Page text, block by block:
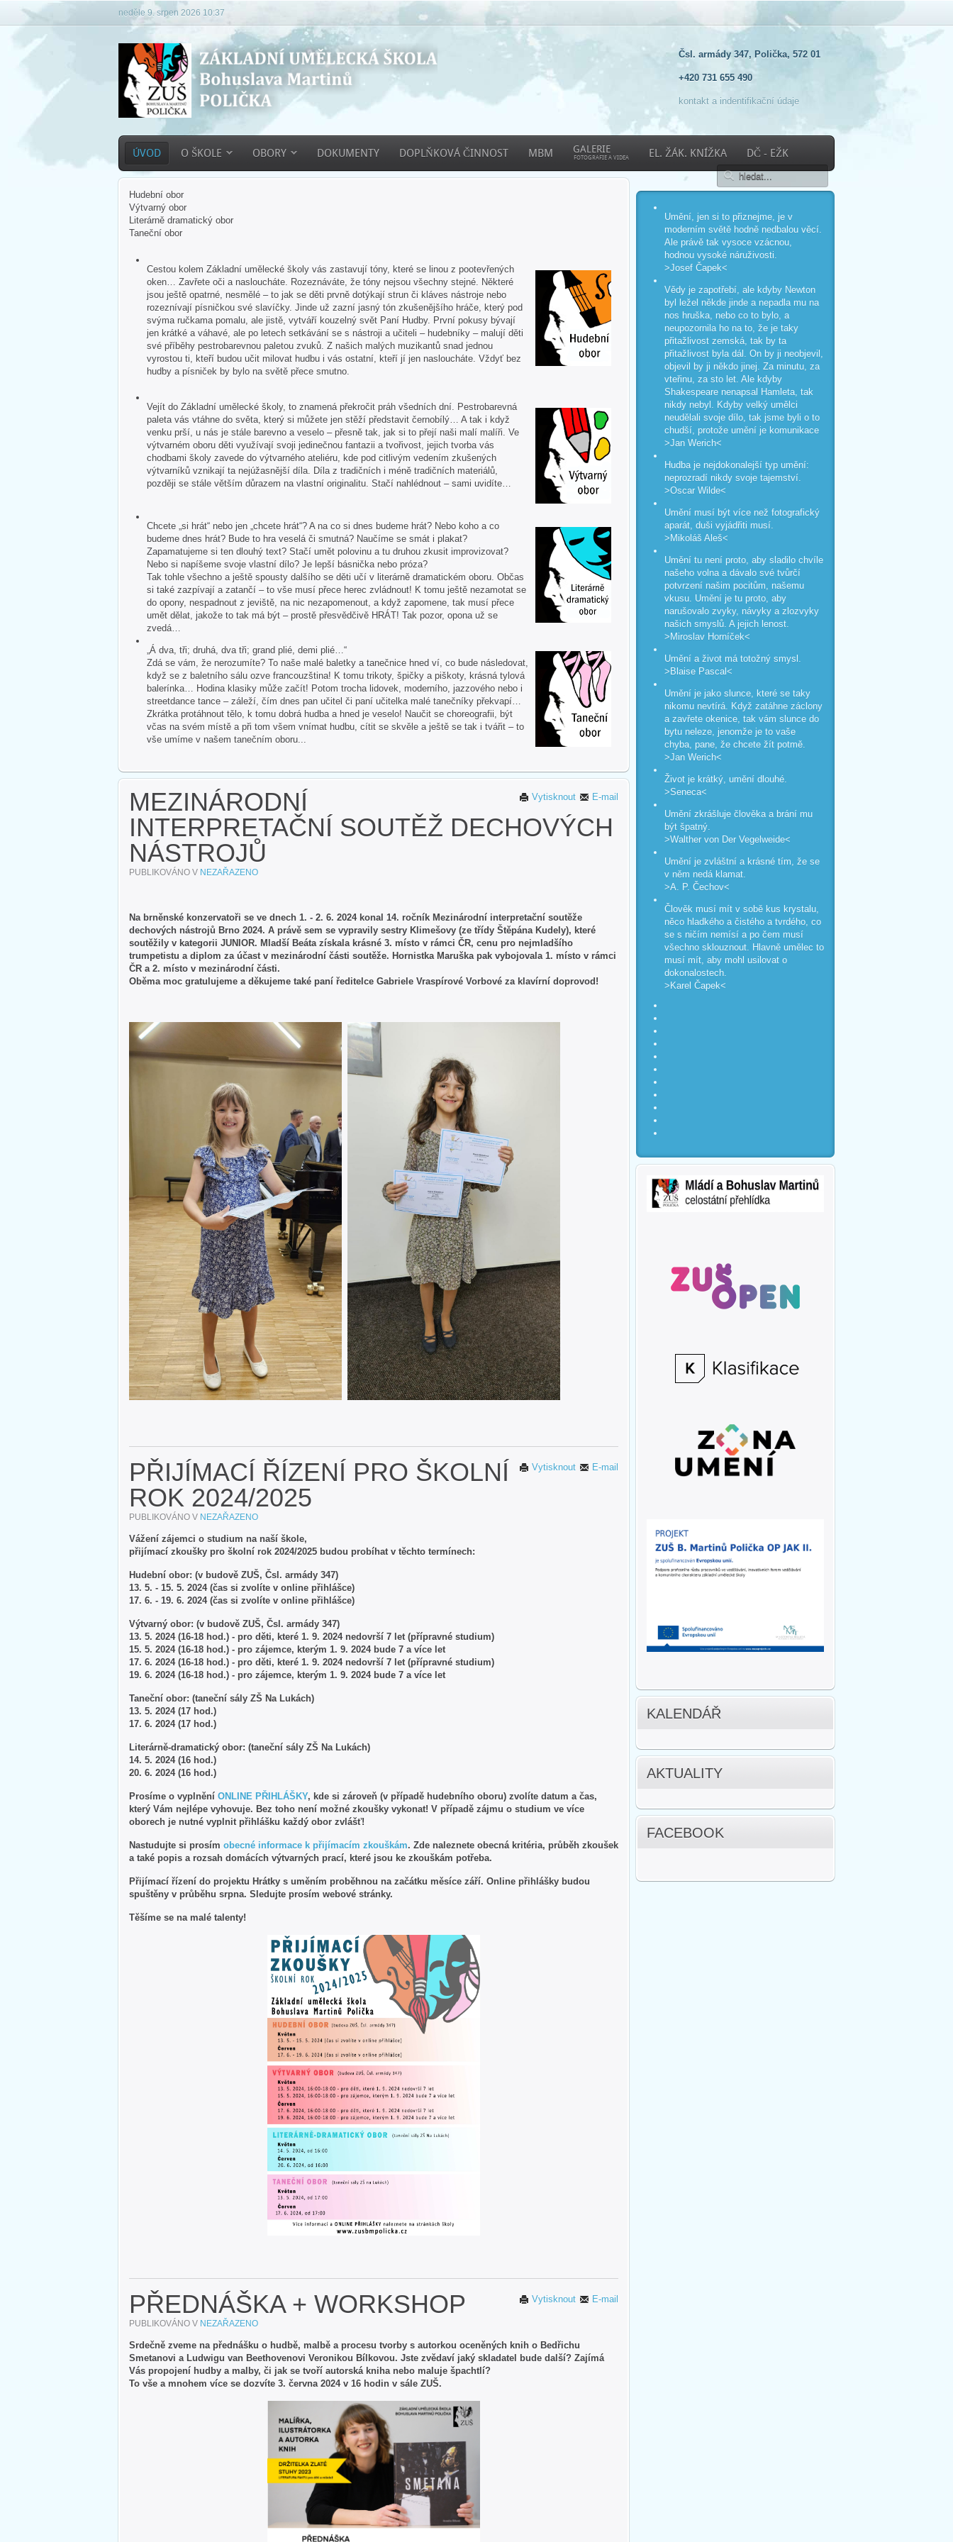
neděle 9. srpen 2026 10:37
Čsl. armády 347, Polička, 572 01
+420 731 655 490
kontakt a indentifikační údaje
ÚVOD O ŠKOLE OBORY DOKUMENTY DOPLŇKOVÁ ČINNOST MBM GALERIE
FOTOGRAFIE A VIDEA EL. ŽÁK. KNÍŽKA DČ - EŽK
Hudební obor
Výtvarný obor
Literárně dramatický obor
Taneční obor
Cestou kolem Základní umělecké školy vás zastavují tóny, které se linou z pootevřených
oken… Zavřete oči a nasloucháte. Rozeznáváte, že tóny nejsou všechny stejné. Některé
jsou ještě opatrné, nesmělé – to jak se děti prvně dotýkají strun či kláves nástroje nebo
rozeznívají písničkou své slavíčky. Jinde už zazní jasný tón zkušenějšího hráče, který pod
svýma ručkama pomalu, ale jistě, vytváří kouzelný svět Paní Hudby. První pokusy bývají
jen krátké a váhavé, ale po letech setkávání se s nástroji a učiteli – hudebníky – malují děti
své příběhy pestrobarevnou paletou zvuků. Z našich malých muzikantů snad jednou
vyrostou ti, kteří budou učit milovat hudbu i vás ostatní, kteří jí jen nasloucháte. Vždyť bez
hudby a písniček by bylo na světě přece smutno.
Vejít do Základní umělecké školy, to znamená překročit práh všedních dní. Pestrobarevná
paleta vás vtáhne do světa, který si můžete jen stěží představit černobílý… A tak i když
venku prší, u nás je stále barevno a veselo – přesně tak, jak si to přejí naši malí malíři. Ve
výtvarném oboru děti využívají svoji jedinečnou fantazii a tvořivost, jejich tvorba vás
chodbami školy zavede do výtvarného ateliéru, kde pod citlivým vedením zkušených
výtvarníků vznikají ta nejúžasnější díla. Díla z tradičních i méně tradičních materiálů,
později se stále větším důrazem na vlastní originalitu. Stačí nahlédnout – sami uvidíte…
Chcete „si hrát“ nebo jen „chcete hrát“? A na co si dnes budeme hrát? Nebo koho a co
budeme dnes hrát? Bude to hra veselá či smutná? Naučíme se smát i plakat?
Zapamatujeme si ten dlouhý text? Stačí umět polovinu a tu druhou zkusit improvizovat?
Nebo si napíšeme svoje vlastní dílo? Je lepší básnička nebo próza?
Tak tohle všechno a ještě spousty dalšího se děti učí v literárně dramatickém oboru. Občas
si také zazpívají a zatančí – to vše musí přece herec zvládnout! K tomu ještě nezamotat se
do opony, nespadnout z jeviště, na nic nezapomenout, a když zapomene, tak musí přece
umět dělat, jakože to tak má být – prostě přesvědčivě HRÁT! Tak pozor, opona už se
zvedá…
„Á dva, tři; druhá, dva tři; grand plié, demi plié…“
Zdá se vám, že nerozumíte? To naše malé baletky a tanečnice hned ví, co bude následovat,
když se z baletního sálu ozve francouzština! K tomu trikoty, špičky a piškoty, krásná tylová
balerínka… Hodina klasiky může začít! Potom trocha lidovek, moderního, jazzového nebo i
streetdance tance – záleží, čím dnes pan učitel či paní učitelka malé tanečníky překvapí…
Zkrátka protáhnout tělo, k tomu dobrá hudba a hned je veselo! Naučit se choreografii, být
včas na svém místě a při tom všem vnímat hudbu, cítit se skvěle a ještě se tak i tvářit – to
vše umíme v našem tanečním oboru...
E-mail
Vytisknout
MEZINÁRODNÍ
INTERPRETAČNÍ SOUTĚŽ DECHOVÝCH
NÁSTROJŮ
PUBLIKOVÁNO V NEZAŘAZENO
Na brněnské konzervatoři se ve dnech 1. - 2. 6. 2024 konal 14. ročník Mezinárodní interpretační soutěže
dechových nástrojů Brno 2024. A právě sem se vypravily sestry Klimešovy (ze třídy Štěpána Kudely), které
soutěžily v kategorii JUNIOR. Mladší Beáta získala krásné 3. místo v rámci ČR, cenu pro nejmladšího
trumpetistu a diplom za účast v mezinárodní části soutěže. Hornistka Maruška pak vybojovala 1. místo v rámci
ČR a 2. místo v mezinárodní části.
Oběma moc gratulujeme a děkujeme také paní ředitelce Gabriele Vraspírové Vorbové za klavírní doprovod!
E-mail
Vytisknout
PŘIJÍMACÍ ŘÍZENÍ PRO ŠKOLNÍ
ROK 2024/2025
PUBLIKOVÁNO V NEZAŘAZENO
Vážení zájemci o studium na naší škole,
přijímací zkoušky pro školní rok 2024/2025 budou probíhat v těchto termínech:
Hudební obor: (v budově ZUŠ, Čsl. armády 347)
13. 5. - 15. 5. 2024 (čas si zvolíte v online přihlášce)
17. 6. - 19. 6. 2024 (čas si zvolíte v online přihlášce)
Výtvarný obor: (v budově ZUŠ, Čsl. armády 347)
13. 5. 2024 (16-18 hod.) - pro děti, které 1. 9. 2024 nedovrší 7 let (přípravné studium)
15. 5. 2024 (16-18 hod.) - pro zájemce, kterým 1. 9. 2024 bude 7 a více let
17. 6. 2024 (16-18 hod.) - pro děti, které 1. 9. 2024 nedovrší 7 let (přípravné studium)
19. 6. 2024 (16-18 hod.) - pro zájemce, kterým 1. 9. 2024 bude 7 a více let
Taneční obor: (taneční sály ZŠ Na Lukách)
13. 5. 2024 (17 hod.)
17. 6. 2024 (17 hod.)
Literárně-dramatický obor: (taneční sály ZŠ Na Lukách)
14. 5. 2024 (16 hod.)
20. 6. 2024 (16 hod.)
Prosíme o vyplnění ONLINE PŘIHLÁŠKY, kde si zároveň (v případě hudebního oboru) zvolíte datum a čas,
který Vám nejlépe vyhovuje. Bez toho není možné zkoušky vykonat! V případě zájmu o studium ve více
oborech je nutné vyplnit přihlášku každý obor zvlášť!
Nastudujte si prosím obecné informace k přijímacím zkouškám. Zde naleznete obecná kritéria, průběh zkoušek
a také popis a rozsah domácích výtvarných prací, které jsou ke zkouškám potřeba.
Přijímací řízení do projektu Hrátky s uměním proběhnou na začátku měsíce září. Online přihlášky budou
spuštěny v průběhu srpna. Sledujte prosím webové stránky.
Těšíme se na malé talenty!
E-mail
Vytisknout
PŘEDNÁŠKA + WORKSHOP
PUBLIKOVÁNO V NEZAŘAZENO
Srdečně zveme na přednášku o hudbě, malbě a procesu tvorby s autorkou oceněných knih o Bedřichu
Smetanovi a Ludwigu van Beethovenovi Veronikou Bílkovou. Jste zvědaví jaký skladatel bude další? Zajímá
Vás propojení hudby a malby, či jak se tvoří autorská kniha nebo maluje špachtlí?
To vše a mnohem více se dozvíte 3. června 2024 v 16 hodin v sále ZUŠ.
Umění, jen si to přiznejme, je v
moderním světě hodně nedbalou věcí.
Ale právě tak vysoce vzácnou,
hodnou vysoké náruživosti.
>Josef Čapek<
Vědy je zapotřebí, ale kdyby Newton
byl ležel někde jinde a nepadla mu na
nos hruška, nebo co to bylo, a
neupozornila ho na to, že je taky
přitažlivost zemská, tak by ta
přitažlivost byla dál. On by ji neobjevil,
objevil by ji někdo jinej. Za minutu, za
vteřinu, za sto let. Ale kdyby
Shakespeare nenapsal Hamleta, tak
nikdy nebyl. Kdyby velký umělci
neudělali svoje dílo, tak jsme byli o to
chudší, protože umění je komunikace
>Jan Werich<
Hudba je nejdokonalejší typ umění:
neprozradí nikdy svoje tajemství.
>Oscar Wilde<
Umění musí být více než fotografický
aparát, duši vyjádřiti musí.
>Mikoláš Aleš<
Umění tu není proto, aby sladilo chvíle
našeho volna a dávalo své tvůrčí
potvrzení našim pocitům, našemu
vkusu. Umění je tu proto, aby
narušovalo zvyky, návyky a zlozvyky
našich smyslů. A jejich lenost.
>Miroslav Horníček<
Umění a život má totožný smysl.
>Blaise Pascal<
Umění je jako slunce, které se taky
nikomu nevtírá. Když zatáhne záclony
a zavřete okenice, tak vám slunce do
bytu neleze, jenomže je to vaše
chyba, pane, že chcete žít potmě.
>Jan Werich<
Život je krátký, umění dlouhé.
>Seneca<
Umění zkrášluje člověka a brání mu
být špatný.
>Walther von Der Vegelweide<
Umění je zvláštní a krásné tím, že se
v něm nedá klamat.
>A. P. Čechov<
Člověk musí mít v sobě kus krystalu,
něco hladkého a čistého a tvrdého, co
se s ničím nemísí a po čem musí
všechno sklouznout. Hlavně umělec to
musí mít, aby mohl usilovat o
dokonalostech.
>Karel Čapek<
KALENDÁŘ
AKTUALITY
FACEBOOK